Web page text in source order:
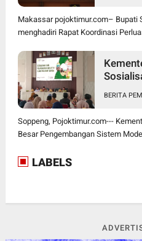
Makassar pojoktimur.com– Bupati
menghadiri Rapat Koordinasi
BERITA
Soppeng, Pojoktimur.com---
Besar Pengembangan Sistem
LABELS